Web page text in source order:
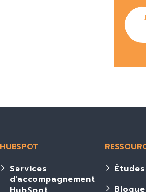
HUBSPOT
Services
d'accompagnement